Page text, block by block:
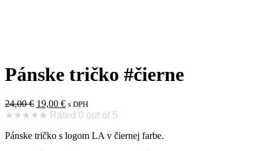
Pánske tričko #čierne
24,00€ Pôvodná
cena
24,00 €.
19,00 €Aktuálna
cena
19,00 €.
s DPH
★★★★★ Rated 0 out of 5
Pánske tričko s logom LA v čiernej farbe.